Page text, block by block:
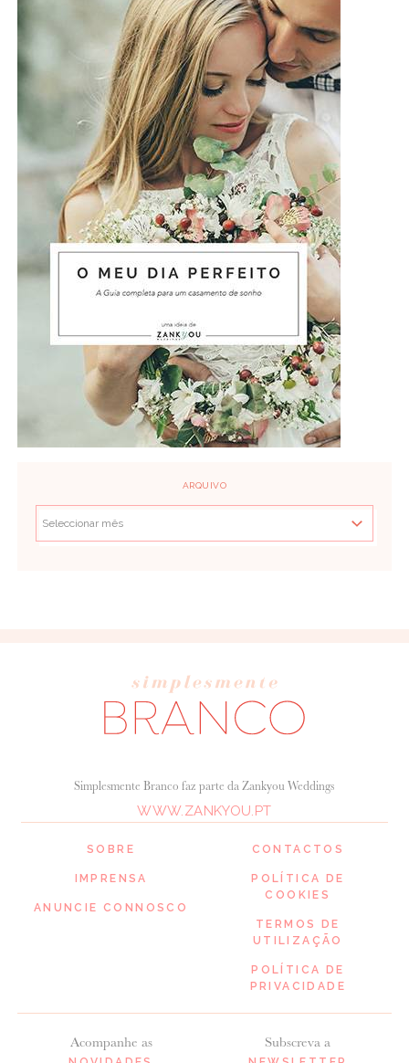
ARQUIVO
SOBRE
IMPRENSA
ANUNCIE CONNOSCO
Acompanhe as
Simplesmente Branco faz parte da Zankyou Weddings
WWW.ZANKYOU.PT
Subscreva a
CONTACTOS
POLÍTICA DE
COOKIES
TERMOS DE
UTILIZAÇÃO
POLÍTICA DE
PRIVACIDADE